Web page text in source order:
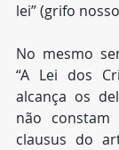
lei” (grifo
No mesmo
“A Lei dos
alcança os
não constam
clausus do